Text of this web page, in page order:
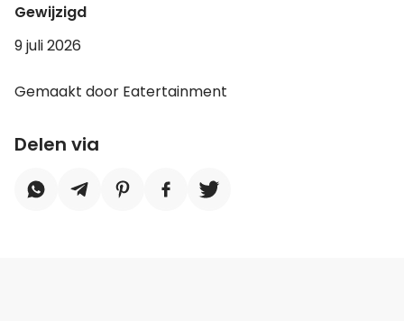
Gewijzigd
9 juli 2026
Gemaakt door Eatertainment
Delen via